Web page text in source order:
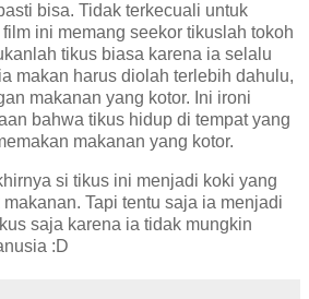
bisa. Tidak terkecuali untuk
ini memang seekor tikuslah tokoh
tikus biasa karena ia selalu
makan harus diolah terlebih dahulu,
makanan yang kotor. Ini ironi
bahwa tikus hidup di tempat yang
makanan yang kotor.
si tikus ini menjadi koki yang
Tapi tentu saja ia menjadi
saja karena ia tidak mungkin
:D